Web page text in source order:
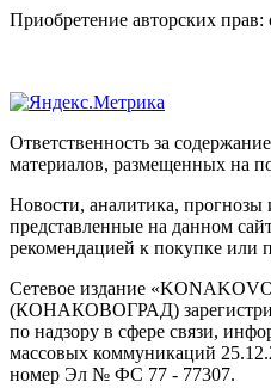
Приобретение авторских прав:
Ответственность за
материалов, размещенных на
Новости, аналитика, прогнозы
представленные на данном
рекомендацией к покупке или
Сетевое издание
(КОНАКОВОГРАД)
по надзору в сфере связи,
массовых коммуникаций
номер Эл № ФС 77 - 77307.